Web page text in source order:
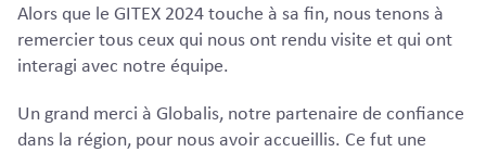
Alors que le GITEX 2024 touche à sa fin, nous tenons à
remercier tous ceux qui nous ont rendu visite et qui ont
interagi avec notre équipe.
Un grand merci à Globalis, notre partenaire de confiance
dans la région, pour nous avoir accueillis. Ce fut une